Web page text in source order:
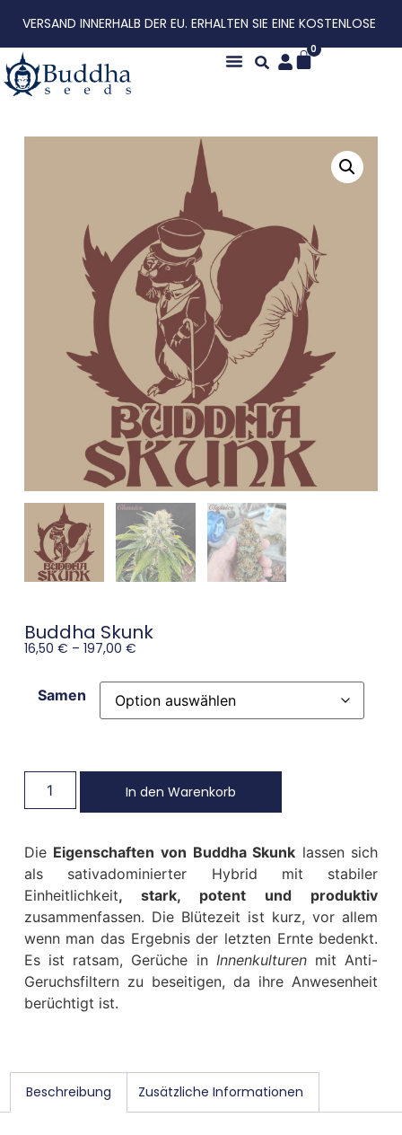
VERSAND INNERHALB DER EU. ERHALTEN SIE EINE KOSTENLOSE
0
Buddha Skunk
16,50 € – 197,00 €
Samen
In den Warenkorb
Die Eigenschaften von Buddha Skunk lassen sich
als sativadominierter Hybrid mit stabiler
Einheitlichkeit, stark, potent und produktiv
zusammenfassen. Die Blütezeit ist kurz, vor allem
wenn man das Ergebnis der letzten Ernte bedenkt.
Es ist ratsam, Gerüche in Innenkulturenmit Anti-
Geruchsfiltern zu beseitigen, da ihre Anwesenheit
berüchtigt ist.
Beschreibung Zusätzliche Informationen